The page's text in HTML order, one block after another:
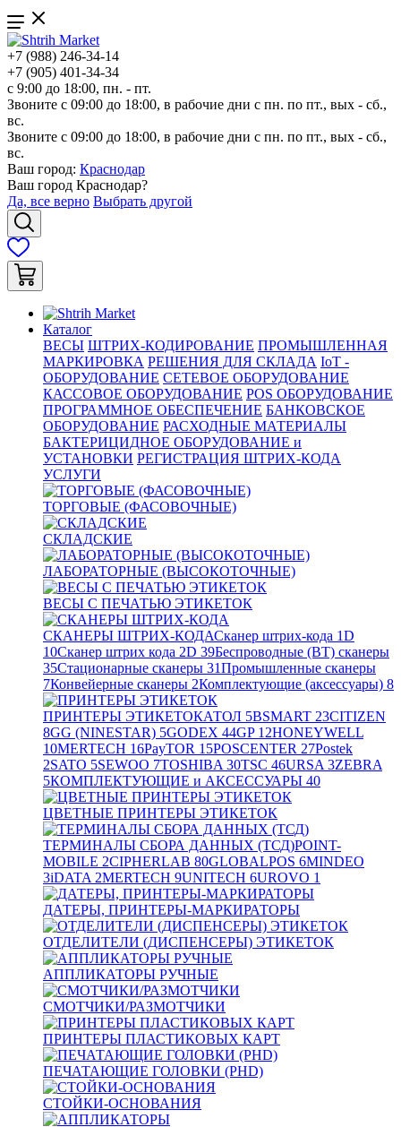
+7 (988) 246-34-14
+7 (905) 401-34-34
с 9:00 до 18:00, пн. - пт.
Звоните с 09:00 до 18:00, в рабочие дни с пн. по пт., вых - сб.,
вс.
Звоните с 09:00 до 18:00, в рабочие дни с пн. по пт., вых - сб.,
вс.
Ваш город: Краснодар
Ваш город Краснодар?
Да, все верно Выбрать другой
Каталог
ВЕСЫ ШТРИХ-КОДИРОВАНИЕ ПРОМЫШЛЕННАЯ
МАРКИРОВКА РЕШЕНИЯ ДЛЯ СКЛАДА IoT -
ОБОРУДОВАНИЕ СЕТЕВОЕ ОБОРУДОВАНИЕ
КАССОВОЕ ОБОРУДОВАНИЕ POS ОБОРУДОВАНИЕ
ПРОГРАММНОЕ ОБЕСПЕЧЕНИЕ БАНКОВСКОЕ
ОБОРУДОВАНИЕ РАСХОДНЫЕ МАТЕРИАЛЫ
БАКТЕРИЦИДНОЕ ОБОРУДОВАНИЕ и
УСТАНОВКИ РЕГИСТРАЦИЯ ШТРИХ-КОДА
УСЛУГИ
ТОРГОВЫЕ (ФАСОВОЧНЫЕ)
СКЛАДСКИЕ
ЛАБОРАТОРНЫЕ (ВЫСОКОТОЧНЫЕ)
ВЕСЫ С ПЕЧАТЬЮ ЭТИКЕТОК
СКАНЕРЫ ШТРИХ-КОДАСканер штрих-кода 1D
10Сканер штрих кода 2D 39Беспроводные (BT) сканеры
35Стационарные сканеры 31Промышленные сканеры
7Конвейерные сканеры 2Комплектующие (аксессуары) 8
ПРИНТЕРЫ ЭТИКЕТОКАТОЛ 5BSMART 23CITIZEN
8GG (NINESTAR) 5GODEX 44GP12HONEYWELL
10MERTECH 16PayTOR 15POSCENTER 27Postek
2SATO 5SEWOO 7TOSHIBA 30TSC 46URSA 3ZEBRA
5КОМПЛЕКТУЮЩИЕ и АКСЕССУАРЫ 40
ЦВЕТНЫЕ ПРИНТЕРЫ ЭТИКЕТОК
ТЕРМИНАЛЫ СБОРА ДАННЫХ (ТСД)POINT-
MOBILE 2CIPHERLAB 80GLOBALPOS 6MINDEO
3iDATA 2MERTECH 9UNITECH 6UROVO 1
ДАТЕРЫ, ПРИНТЕРЫ-МАРКИРАТОРЫ
ОТДЕЛИТЕЛИ (ДИСПЕНСЕРЫ) ЭТИКЕТОК
АППЛИКАТОРЫ РУЧНЫЕ
СМОТЧИКИ/РАЗМОТЧИКИ
ПРИНТЕРЫ ПЛАСТИКОВЫХ КАРТ
ПЕЧАТАЮЩИЕ ГОЛОВКИ (PHD)
СТОЙКИ-ОСНОВАНИЯ